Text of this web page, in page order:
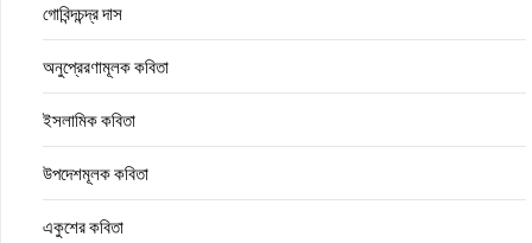
গোবিন্দচন্দ্র দাস
অনুপ্রেরণামূলক কবিতা
ইসলামিক কবিতা
উপদেশমূলক কবিতা
একুশের কবিতা